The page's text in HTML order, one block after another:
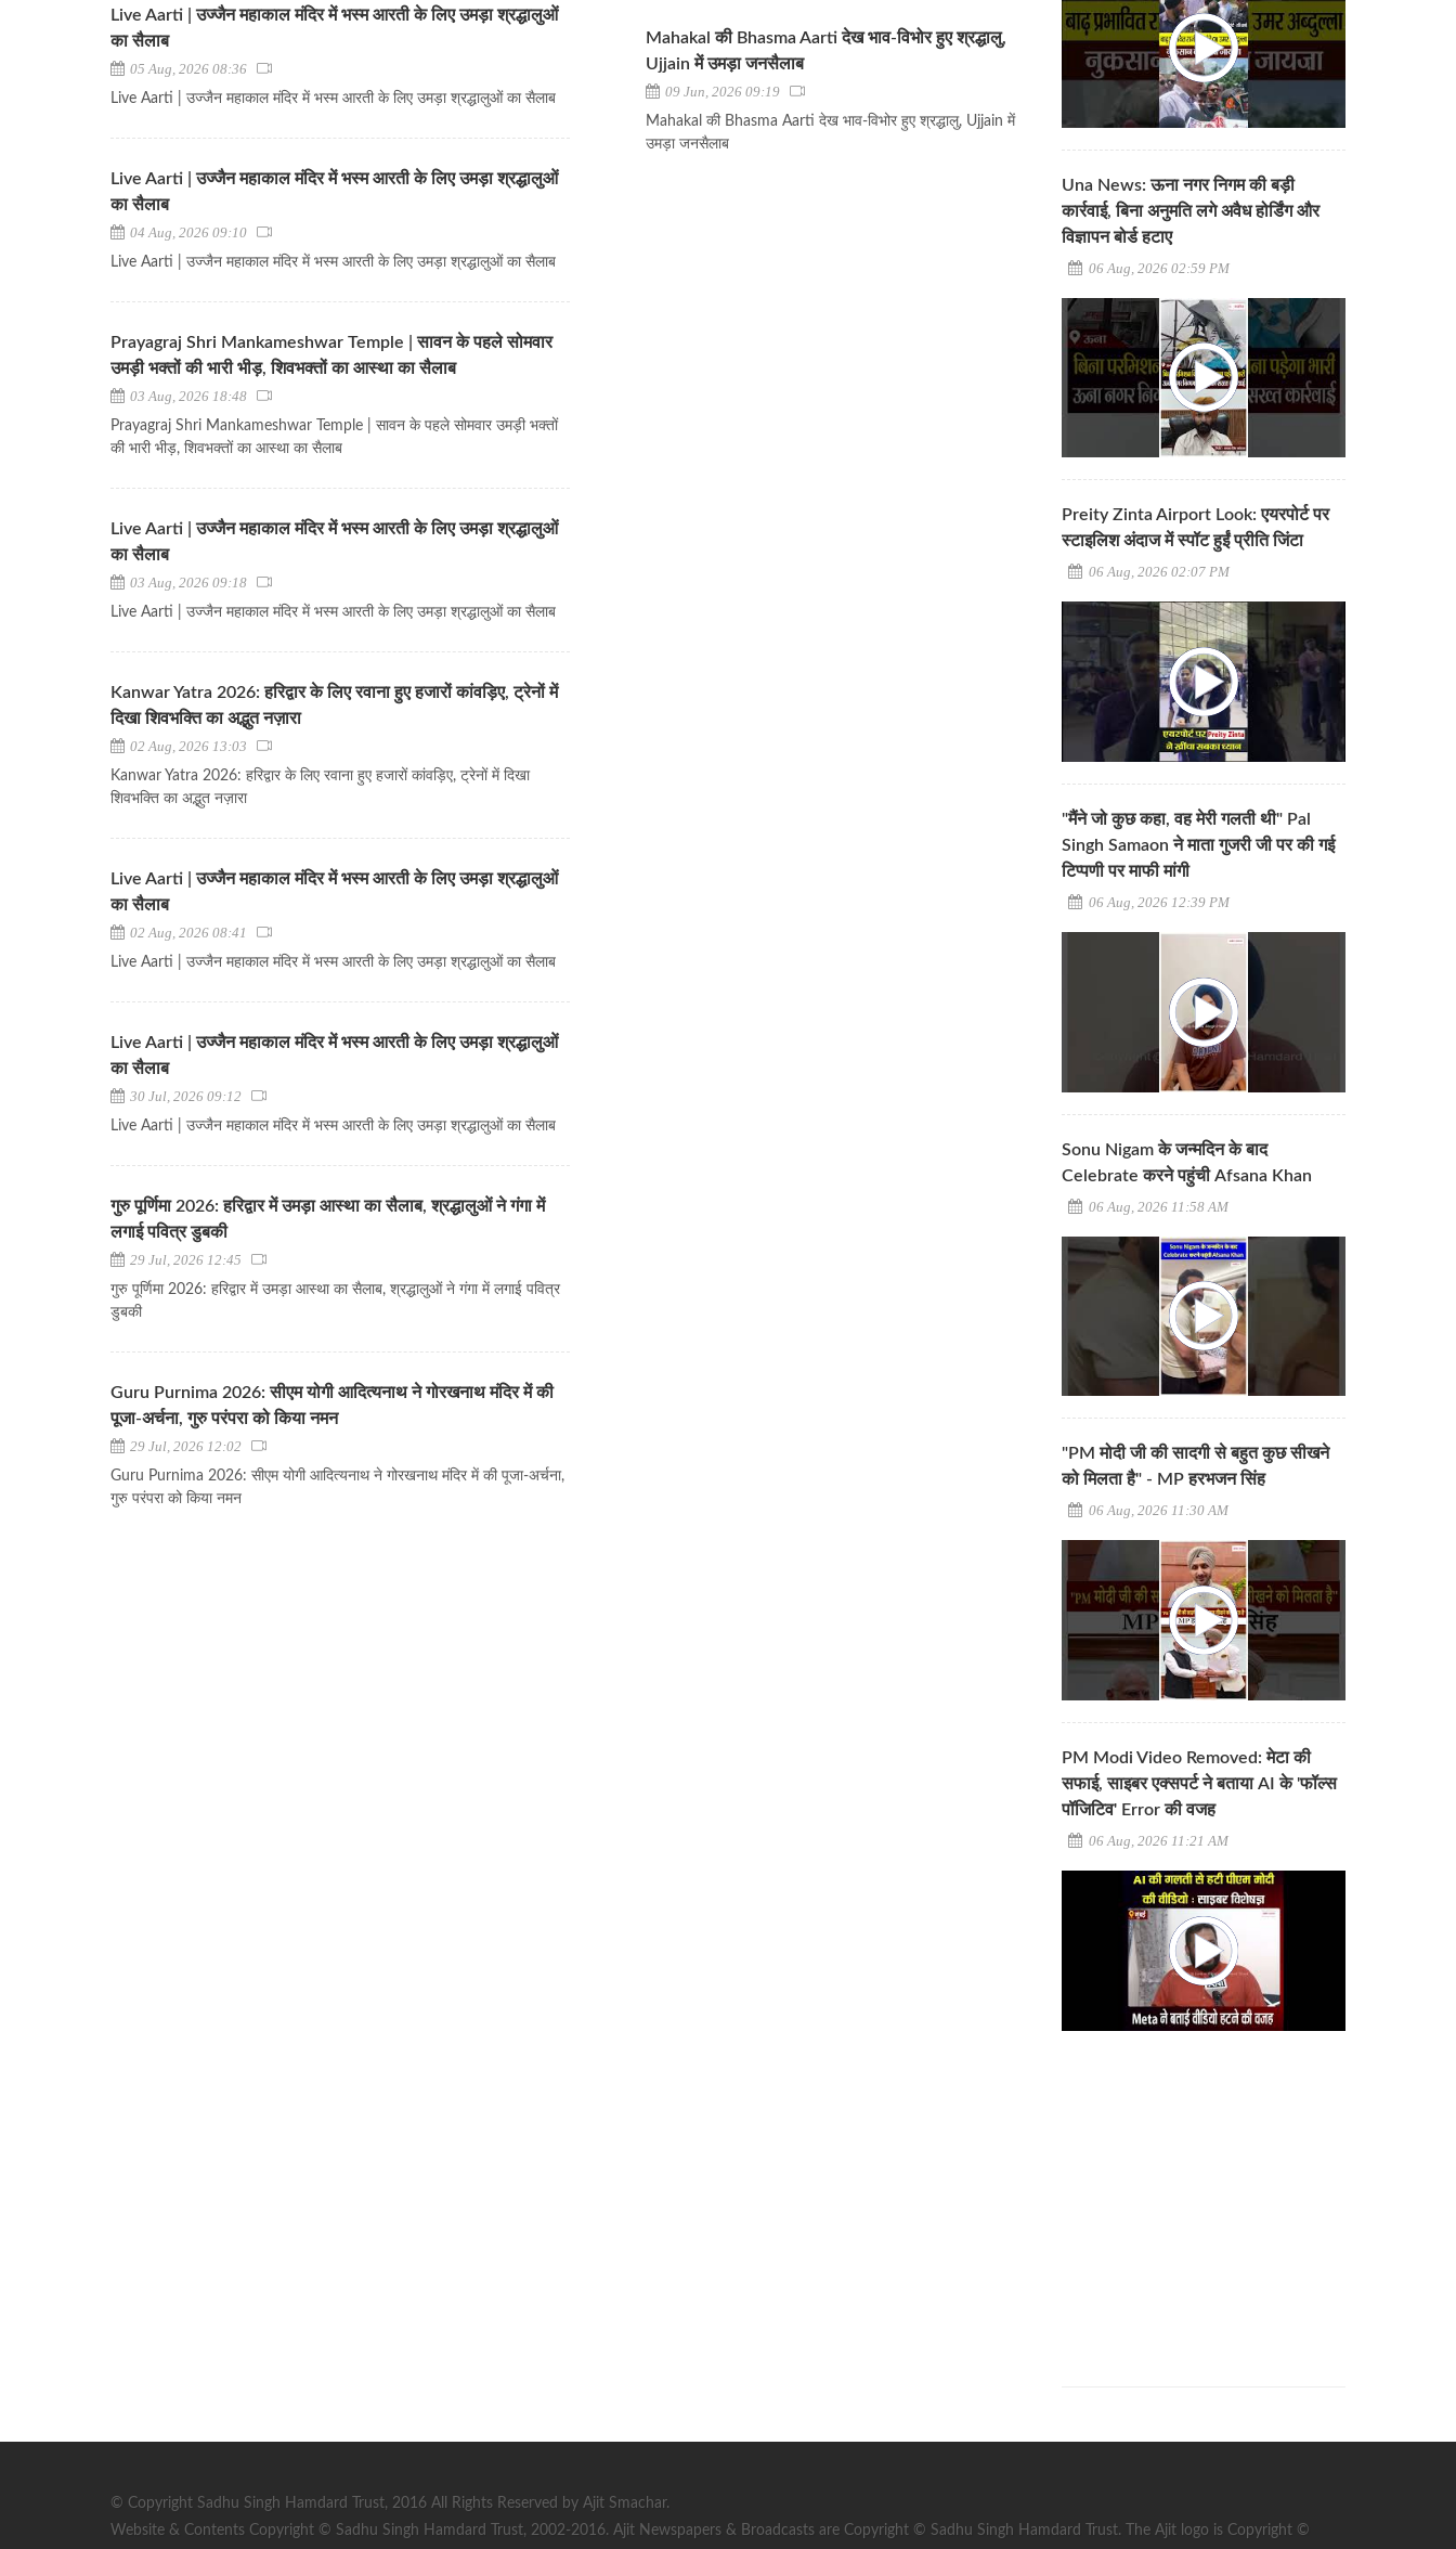
Live Aarti | उज्जैन महाकाल मंदिर में भस्म आरती के लिए उमड़ा श्रद्धालुओं
का सैलाब
05 Aug, 2026 08:36
Live Aarti | उज्जैन महाकाल मंदिर में भस्म आरती के लिए उमड़ा श्रद्धालुओं का सैलाब
Live Aarti | उज्जैन महाकाल मंदिर में भस्म आरती के लिए उमड़ा श्रद्धालुओं
का सैलाब
04 Aug, 2026 09:10
Live Aarti | उज्जैन महाकाल मंदिर में भस्म आरती के लिए उमड़ा श्रद्धालुओं का सैलाब
Prayagraj Shri Mankameshwar Temple | सावन के पहले सोमवार
उमड़ी भक्तों की भारी भीड़, शिवभक्तों का आस्था का सैलाब
03 Aug, 2026 18:48
Prayagraj Shri Mankameshwar Temple | सावन के पहले सोमवार उमड़ी भक्तों
की भारी भीड़, शिवभक्तों का आस्था का सैलाब
Live Aarti | उज्जैन महाकाल मंदिर में भस्म आरती के लिए उमड़ा श्रद्धालुओं
का सैलाब
03 Aug, 2026 09:18
Live Aarti | उज्जैन महाकाल मंदिर में भस्म आरती के लिए उमड़ा श्रद्धालुओं का सैलाब
Kanwar Yatra 2026: हरिद्वार के लिए रवाना हुए हजारों कांवड़िए, ट्रेनों में
दिखा शिवभक्ति का अद्भुत नज़ारा
02 Aug, 2026 13:03
Kanwar Yatra 2026: हरिद्वार के लिए रवाना हुए हजारों कांवड़िए, ट्रेनों में दिखा
शिवभक्ति का अद्भुत नज़ारा
Live Aarti | उज्जैन महाकाल मंदिर में भस्म आरती के लिए उमड़ा श्रद्धालुओं
का सैलाब
02 Aug, 2026 08:41
Live Aarti | उज्जैन महाकाल मंदिर में भस्म आरती के लिए उमड़ा श्रद्धालुओं का सैलाब
Live Aarti | उज्जैन महाकाल मंदिर में भस्म आरती के लिए उमड़ा श्रद्धालुओं
का सैलाब
30 Jul, 2026 09:12
Live Aarti | उज्जैन महाकाल मंदिर में भस्म आरती के लिए उमड़ा श्रद्धालुओं का सैलाब
गुरु पूर्णिमा 2026: हरिद्वार में उमड़ा आस्था का सैलाब, श्रद्धालुओं ने गंगा में
लगाई पवित्र डुबकी
29 Jul, 2026 12:45
गुरु पूर्णिमा 2026: हरिद्वार में उमड़ा आस्था का सैलाब, श्रद्धालुओं ने गंगा में लगाई पवित्र
डुबकी
Guru Purnima 2026: सीएम योगी आदित्यनाथ ने गोरखनाथ मंदिर में की
पूजा-अर्चना, गुरु परंपरा को किया नमन
29 Jul, 2026 12:02
Guru Purnima 2026: सीएम योगी आदित्यनाथ ने गोरखनाथ मंदिर में की पूजा-अर्चना,
गुरु परंपरा को किया नमन
Mahakal की Bhasma Aarti देख भाव-विभोर हुए श्रद्धालु,
Ujjain में उमड़ा जनसैलाब
09 Jun, 2026 09:19
Mahakal की Bhasma Aarti देख भाव-विभोर हुए श्रद्धालु, Ujjain में
उमड़ा जनसैलाब
Una News: ऊना नगर निगम की बड़ी
कार्रवाई, बिना अनुमति लगे अवैध होर्डिंग और
विज्ञापन बोर्ड हटाए
06 Aug, 2026 02:59 PM
Preity Zinta Airport Look: एयरपोर्ट पर
स्टाइलिश अंदाज में स्पॉट हुईं प्रीति जिंटा
06 Aug, 2026 02:07 PM
"मैंने जो कुछ कहा, वह मेरी गलती थी" Pal
Singh Samaon ने माता गुजरी जी पर की गई
टिप्पणी पर माफी मांगी
06 Aug, 2026 12:39 PM
Sonu Nigam के जन्मदिन के बाद
Celebrate करने पहुंची Afsana Khan
06 Aug, 2026 11:58 AM
"PM मोदी जी की सादगी से बहुत कुछ सीखने
को मिलता है" - MP हरभजन सिंह
06 Aug, 2026 11:30 AM
PM Modi Video Removed: मेटा की
सफाई, साइबर एक्सपर्ट ने बताया AI के 'फॉल्स
पॉजिटिव' Error की वजह
06 Aug, 2026 11:21 AM
© Copyright Sadhu Singh Hamdard Trust, 2016 All Rights Reserved by Ajit Smachar.
Website & Contents Copyright © Sadhu Singh Hamdard Trust, 2002-2016. Ajit Newspapers & Broadcasts are Copyright © Sadhu Singh Hamdard Trust. The Ajit logo is Copyright ©